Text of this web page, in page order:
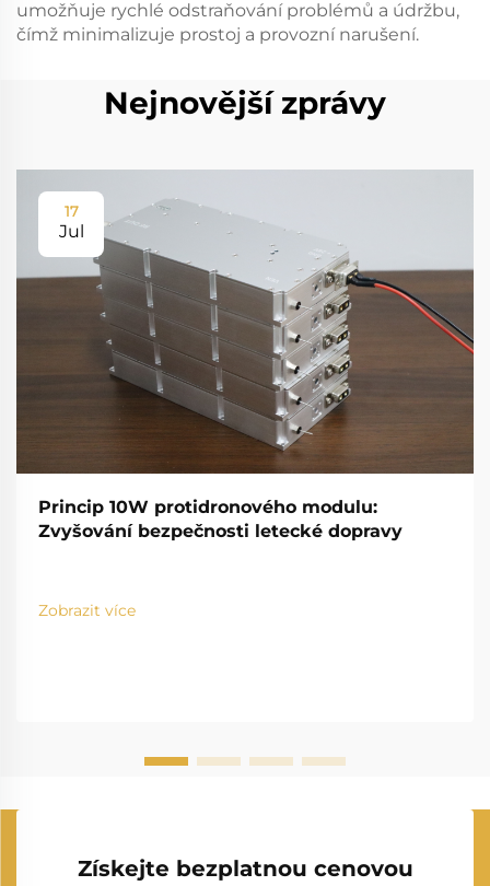
umožňuje rychlé odstraňování problémů a údržbu,
čímž minimalizuje prostoj a provozní narušení.
Nejnovější zprávy
17
Jul
Princip 10W protidronového modulu:
Zvyšování bezpečnosti letecké dopravy
Zobrazit více
Získejte bezplatnou cenovou